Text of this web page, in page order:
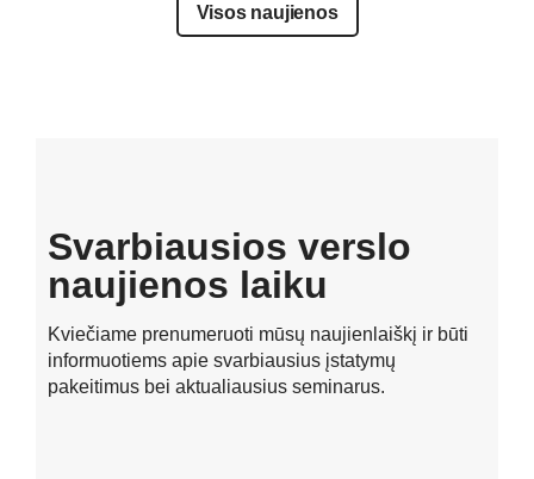
Visos naujienos
Svarbiausios verslo
naujienos laiku
Kviečiame prenumeruoti mūsų naujienlaiškį ir būti
informuotiems apie svarbiausius įstatymų
pakeitimus bei aktualiausius seminarus.